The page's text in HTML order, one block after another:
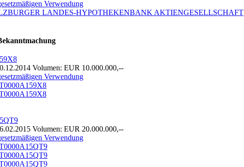
Verwendung
LANDES-HYPOTHEKENBANK AKTIENGESELLSCHAFT
Volumen: EUR 10.000.000,--
Verwendung
Volumen: EUR 20.000.000,--
Verwendung